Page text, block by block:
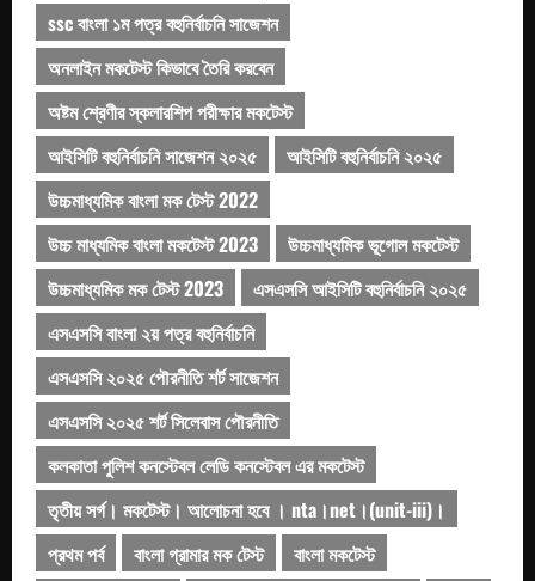
ssc বাংলা ১ম পত্র বহুনির্বাচনি সাজেশন
অনলাইন মকটেস্ট কিভাবে তৈরি করবেন
অষ্টম শ্রেণীর স্কলারশিপ পরীক্ষার মকটেস্ট
আইসিটি বহুনির্বাচনি সাজেশন ২০২৫
আইসিটি বহুনির্বাচনি ২০২৫
উচ্চমাধ্যমিক বাংলা মক টেস্ট 2022
উচ্চ মাধ্যমিক বাংলা মকটেস্ট 2023
উচ্চমাধ্যমিক ভূগোল মকটেস্ট
উচ্চমাধ্যমিক মক টেস্ট 2023
এসএসসি আইসিটি বহুনির্বাচনি ২০২৫
এসএসসি বাংলা ২য় পত্র বহুনির্বাচনি
এসএসসি ২০২৫ পৌরনীতি শর্ট সাজেশন
এসএসসি ২০২৫ শর্ট সিলেবাস পৌরনীতি
কলকাতা পুলিশ কনস্টেবল লেডি কনস্টেবল এর মকটেস্ট
তৃতীয় সর্গ। মকটেস্ট। আলোচনা হবে । nta।net।(unit-iii)।
প্রথম পর্ব
বাংলা গ্রামার মক টেস্ট
বাংলা মকটেস্ট